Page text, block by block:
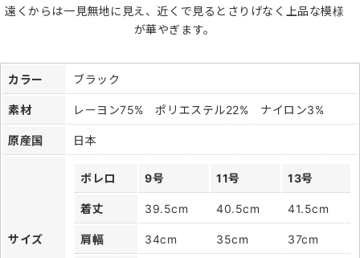
遠くからは一見無地に見え、近くで見るとさりげなく上品な模様
が華やぎます。
カラー ブラック
素材 レーヨン75% ポリエステル22% ナイロン3%
原産国 日本
サイズ
ボレロ 9号 11号 13号
着丈 39.5cm 40.5cm 41.5cm
肩幅 34cm 35cm 37cm